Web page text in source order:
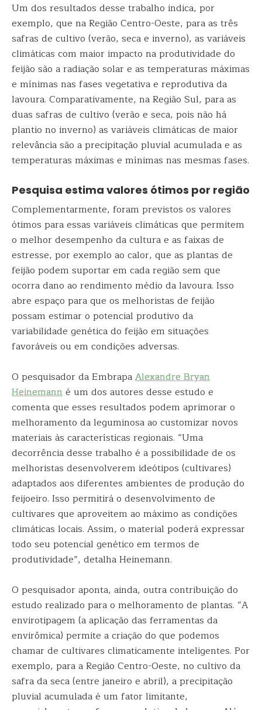
Um dos resultados desse trabalho indica, por
exemplo, que na Região Centro-Oeste, para as três
safras de cultivo (verão, seca e inverno), as variáveis
climáticas com maior impacto na produtividade do
feijão são a radiação solar e as temperaturas máximas
e mínimas nas fases vegetativa e reprodutiva da
lavoura. Comparativamente, na Região Sul, para as
duas safras de cultivo (verão e seca, pois não há
plantio no inverno) as variáveis climáticas de maior
relevância são a precipitação pluvial acumulada e as
temperaturas máximas e mínimas nas mesmas fases.
Pesquisa estima valores ótimos por região
Complementarmente, foram previstos os valores
ótimos para essas variáveis climáticas que permitem
o melhor desempenho da cultura e as faixas de
estresse, por exemplo ao calor, que as plantas de
feijão podem suportar em cada região sem que
ocorra dano ao rendimento médio da lavoura. Isso
abre espaço para que os melhoristas de feijão
possam estimar o potencial produtivo da
variabilidade genética do feijão em situações
favoráveis ou em condições adversas.
O pesquisador da EmbrapaAlexandre Bryan
Heinemanné um dos autores desse estudo e
comenta que esses resultados podem aprimorar o
melhoramento da leguminosa ao customizar novos
materiais às características regionais. “Uma
decorrência desse trabalho é a possibilidade de os
melhoristas desenvolverem ideótipos (cultivares)
adaptados aos diferentes ambientes de produção do
feijoeiro. Isso permitirá o desenvolvimento de
cultivares que aproveitem ao máximo as condições
climáticas locais. Assim, o material poderá expressar
todo seu potencial genético em termos de
produtividade”, detalha Heinemann.
O pesquisador aponta, ainda, outra contribuição do
estudo realizado para o melhoramento de plantas. “A
envirotipagem (a aplicação das ferramentas da
envirômica) permite a criação do que podemos
chamar de cultivares climaticamente inteligentes. Por
exemplo, para a Região Centro-Oeste, no cultivo da
safra da seca (entre janeiro e abril), a precipitação
pluvial acumulada é um fator limitante,